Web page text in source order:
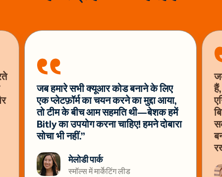
जब हमारे सभी क्यूआर कोड बनाने के लिए
एक प्लेटफ़ॉर्म का चयन करने का मुद्दा आया,
तो टीम के बीच आम सहमति थी—बेशक हमें
Bitly का उपयोग करना चाहिए! हमने दोबारा
सोचा भी नहीं.”
मेलोडी पार्क
स्मॉल्स में मार्केटिंग लीड